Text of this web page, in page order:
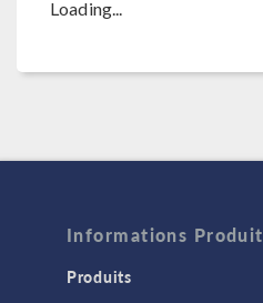
Loading...
Informations Produit
Produits